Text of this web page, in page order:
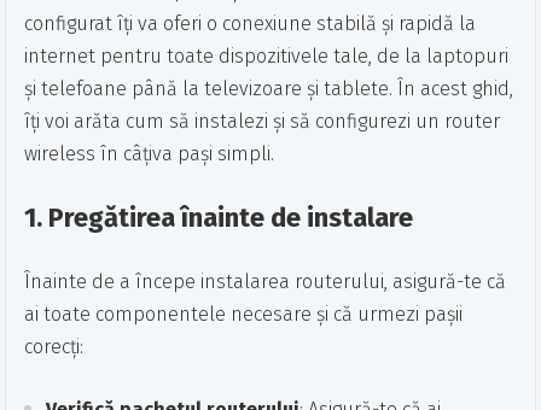
configurat îți va oferi o conexiune stabilă și rapidă la
internet pentru toate dispozitivele tale, de la laptopuri
și telefoane până la televizoare și tablete. În acest ghid,
îți voi arăta cum să instalezi și să configurezi un router
wireless în câțiva pași simpli.
1. Pregătirea înainte de instalare
Înainte de a începe instalarea routerului, asigură-te că
ai toate componentele necesare și că urmezi pașii
corecți: